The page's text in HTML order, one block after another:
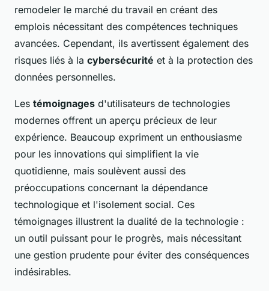
remodeler le marché du travail en créant des
emplois nécessitant des compétences techniques
avancées. Cependant, ils avertissent également des
risques liés à la cybersécurité et à la protection des
données personnelles.
Les témoignages d'utilisateurs de technologies
modernes offrent un aperçu précieux de leur
expérience. Beaucoup expriment un enthousiasme
pour les innovations qui simplifient la vie
quotidienne, mais soulèvent aussi des
préoccupations concernant la dépendance
technologique et l'isolement social. Ces
témoignages illustrent la dualité de la technologie :
un outil puissant pour le progrès, mais nécessitant
une gestion prudente pour éviter des conséquences
indésirables.